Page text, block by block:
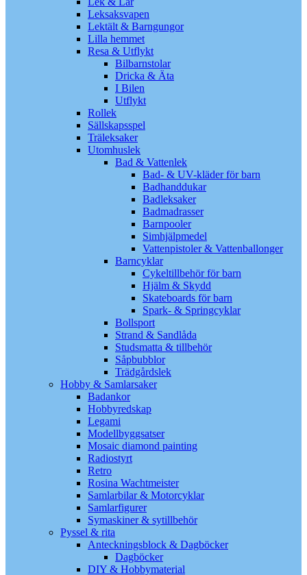
Leksaksvapen
Lektält & Barngungor
Lilla hemmet
Resa & Utflykt
Bilbarnstolar
Dricka & Äta
I Bilen
Utflykt
Rollek
Sällskapsspel
Träleksaker
Utomhuslek
Bad & Vattenlek
Bad- & UV-kläder för barn
Badhanddukar
Badleksaker
Badmadrasser
Barnpooler
Simhjälpmedel
Vattenpistoler & Vattenballonger
Barncyklar
Cykeltillbehör för barn
Hjälm & Skydd
Skateboards för barn
Spark- & Springcyklar
Bollsport
Strand & Sandlåda
Studsmatta & tillbehör
Såpbubblor
Trädgårdslek
Hobby & Samlarsaker
Badankor
Hobbyredskap
Legami
Modellbyggsatser
Mosaic diamond painting
Radiostyrt
Retro
Rosina Wachtmeister
Samlarbilar & Motorcyklar
Samlarfigurer
Symaskiner & sytillbehör
Pyssel & rita
Anteckningsblock & Dagböcker
Dagböcker
DIY & Hobbymaterial